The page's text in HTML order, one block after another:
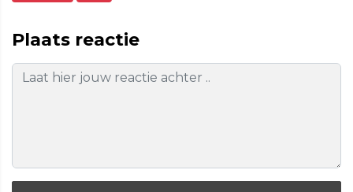
Plaats reactie